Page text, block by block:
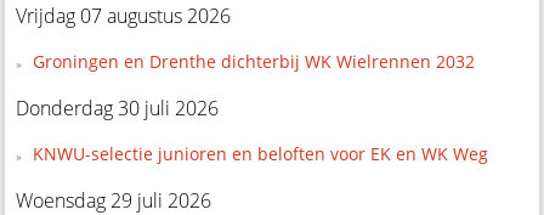
Vrijdag 07 augustus 2026
Groningen en Drenthe dichterbij WK Wielrennen 2032
Donderdag 30 juli 2026
KNWU-selectie junioren en beloften voor EK en WK Weg
Woensdag 29 juli 2026